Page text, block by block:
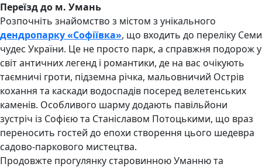
Переїзд до м. Умань
Розпочніть знайомство з містом з унікального
дендропарку «Софіївка», що входить до переліку Семи
чудес України. Це не просто парк, а справжня подорож у
світ античних легенд і романтики, де на вас очікують
таємничі гроти, підземна річка, мальовничий Острів
кохання та каскади водоспадів посеред велетенських
каменів. Особливого шарму додають павільйони
зустріч із Софією та Станіславом Потоцькими, що враз
переносить гостей до епохи створення цього шедевра
садово-паркового мистецтва.
Продовжте прогулянку старовинною Уманню та